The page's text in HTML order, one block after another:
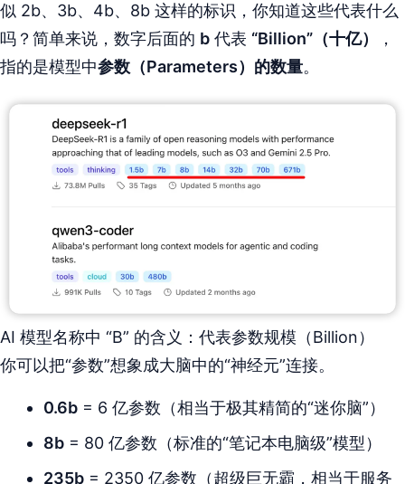
似 2b、3b、4b、8b 这样的标识，你知道这些代表什么
吗？简单来说，数字后面的 b 代表 “Billion”（十亿）
，
指的是模型中参数（Parameters）的数量。
AI 模型名称中 “B” 的含义：代表参数规模（Billion）
你可以把“参数”想象成大脑中的“神经元”连接。
0.6b = 6 亿参数（相当于极其精简的“迷你脑”）
8b = 80 亿参数（标准的“笔记本电脑级”模型）
235b = 2350 亿参数（超级巨无霸，相当于服务